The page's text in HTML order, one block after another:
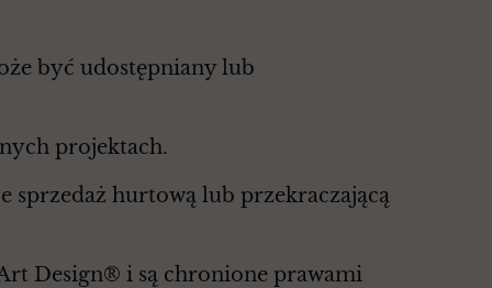
być udostępniany lub
projektach.
hurtową lub przekraczającą
Design® i są chronione prawami